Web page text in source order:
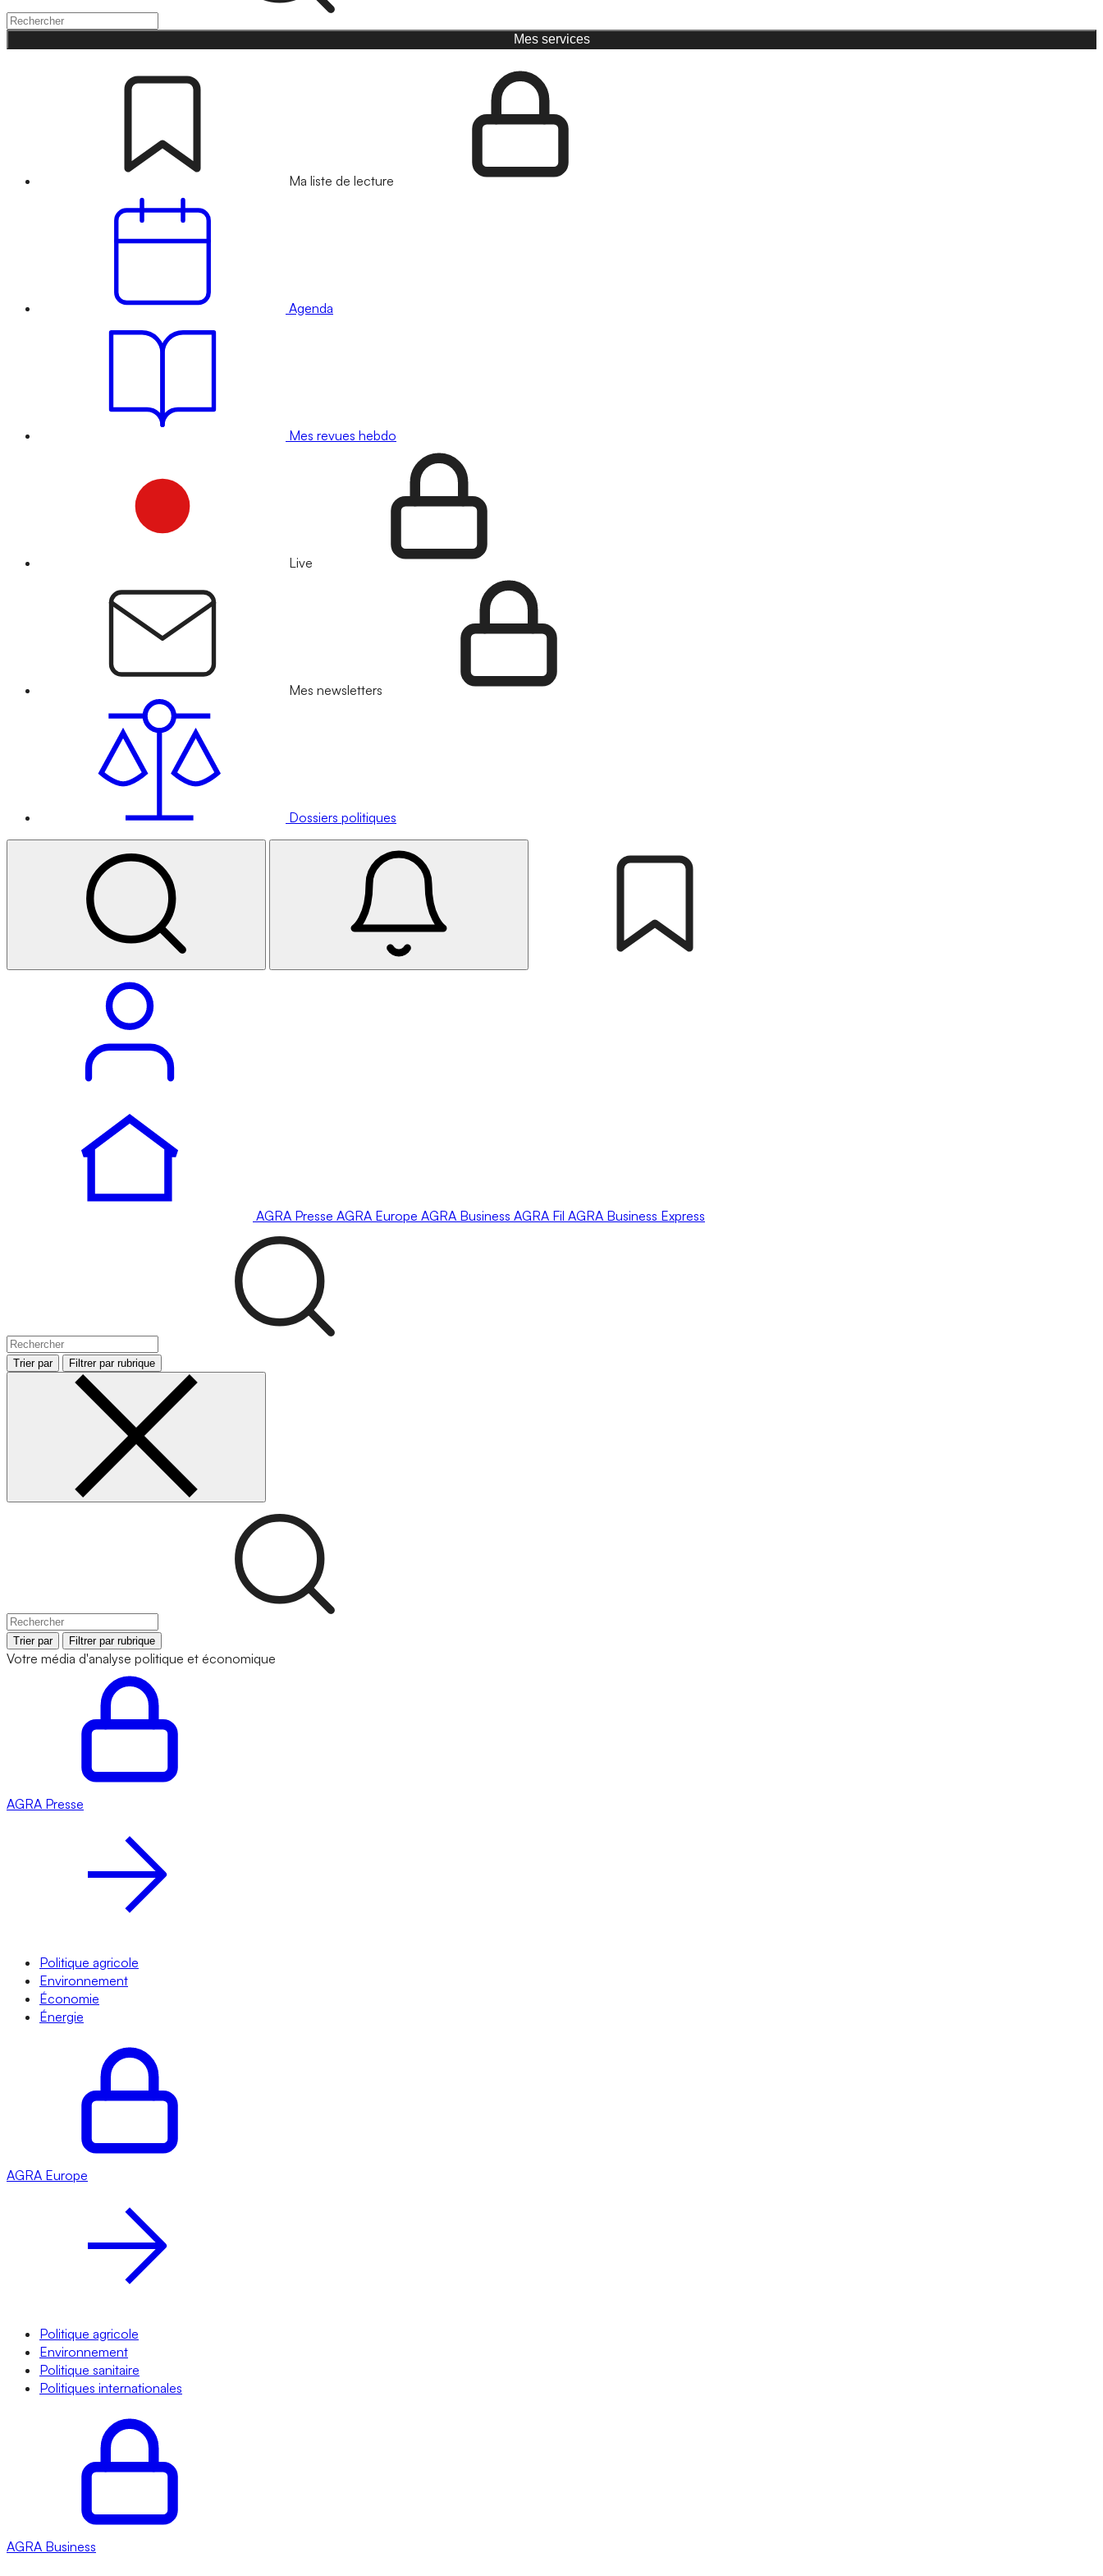
Mes services
Ma liste de lecture
Agenda
Mes revues hebdo
Live
Mes newsletters
Dossiers politiques
AGRA Presse AGRA Europe AGRA Business AGRA Fil AGRA Business Express
Trier par Filtrer par rubrique
Trier par Filtrer par rubrique
Votre média d'analyse politique et économique
AGRA Presse
Politique agricole
Environnement
Économie
Énergie
AGRA Europe
Politique agricole
Environnement
Politique sanitaire
Politiques internationales
AGRA Business